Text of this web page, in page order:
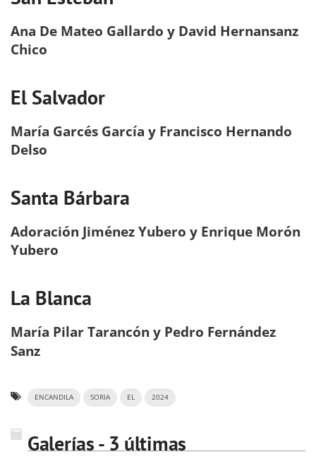
Ana De Mateo Gallardo y David Hernansanz
Chico
El Salvador
María Garcés García y Francisco Hernando
Delso
Santa Bárbara
Adoración Jiménez Yubero y Enrique Morón
Yubero
La Blanca
María Pilar Tarancón y Pedro Fernández
Sanz
ENCANDILA SORIA EL 2024
Galerías - 3 últimas